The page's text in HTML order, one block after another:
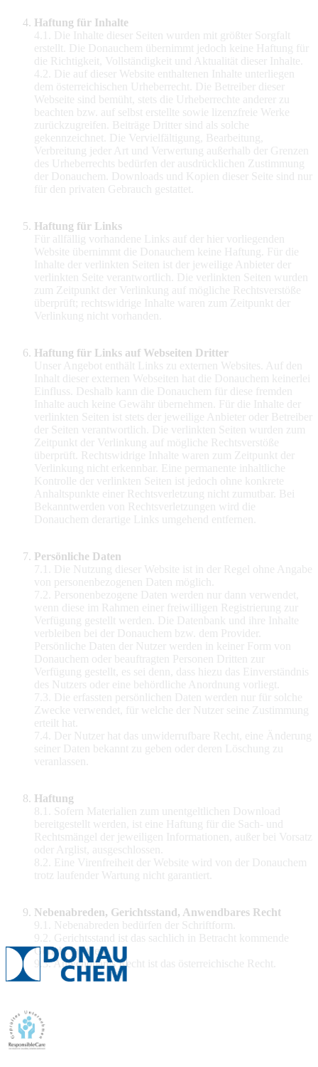
Haftung für Inhalte
4.1. Die Inhalte dieser Seiten wurden mit größter Sorgfalt
erstellt. Die Donauchem übernimmt jedoch keine Haftung für
die Richtigkeit, Vollständigkeit und Aktualität dieser Inhalte.
4.2. Die auf dieser Website enthaltenen Inhalte unterliegen
dem österreichischen Urheberrecht. Die Betreiber dieser
Webseite sind bemüht, stets die Urheberrechte anderer zu
beachten bzw. auf selbst erstellte sowie lizenzfreie Werke
zurückzugreifen. Beiträge Dritter sind als solche
gekennzeichnet. Die Vervielfältigung, Bearbeitung,
Verbreitung jeder Art und Verwertung außerhalb der Grenzen
des Urheberrechts bedürfen der ausdrücklichen Zustimmung
der Donauchem. Downloads und Kopien dieser Seite sind nur
für den privaten Gebrauch gestattet.
Haftung für Links
Für allfällig vorhandene Links auf der hier vorliegenden
Website übernimmt die Donauchem keine Haftung. Für die
Inhalte der verlinkten Seiten ist der jeweilige Anbieter der
verlinkten Seite verantwortlich. Die verlinkten Seiten wurden
zum Zeitpunkt der Verlinkung auf mögliche Rechtsverstöße
überprüft; rechtswidrige Inhalte waren zum Zeitpunkt der
Verlinkung nicht vorhanden.
Haftung für Links auf Webseiten Dritter
Unser Angebot enthält Links zu externen Websites. Auf den
Inhalt dieser externen Webseiten hat die Donauchem keinerlei
Einfluss. Deshalb kann die Donauchem für diese fremden
Inhalte auch keine Gewähr übernehmen. Für die Inhalte der
verlinkten Seiten ist stets der jeweilige Anbieter oder Betreiber
der Seiten verantwortlich. Die verlinkten Seiten wurden zum
Zeitpunkt der Verlinkung auf mögliche Rechtsverstöße
überprüft. Rechtswidrige Inhalte waren zum Zeitpunkt der
Verlinkung nicht erkennbar. Eine permanente inhaltliche
Kontrolle der verlinkten Seiten ist jedoch ohne konkrete
Anhaltspunkte einer Rechtsverletzung nicht zumutbar. Bei
Bekanntwerden von Rechtsverletzungen wird die
Donauchem derartige Links umgehend entfernen.
Persönliche Daten
7.1. Die Nutzung dieser Website ist in der Regel ohne Angabe
von personenbezogenen Daten möglich.
7.2. Personenbezogene Daten werden nur dann verwendet,
wenn diese im Rahmen einer freiwilligen Registrierung zur
Verfügung gestellt werden. Die Datenbank und ihre Inhalte
verbleiben bei der Donauchem bzw. dem Provider.
Persönliche Daten der Nutzer werden in keiner Form von
Donauchem oder beauftragten Personen Dritten zur
Verfügung gestellt, es sei denn, dass hiezu das Einverständnis
des Nutzers oder eine behördliche Anordnung vorliegt.
7.3. Die erfassten persönlichen Daten werden nur für solche
Zwecke verwendet, für welche der Nutzer seine Zustimmung
erteilt hat.
7.4. Der Nutzer hat das unwiderrufbare Recht, eine Änderung
seiner Daten bekannt zu geben oder deren Löschung zu
veranlassen.
Haftung
8.1. Sofern Materialien zum unentgeltlichen Download
bereitgestellt werden, ist eine Haftung für die Sach- und
Rechtsmängel der jeweiligen Informationen, außer bei Vorsatz
oder Arglist, ausgeschlossen.
8.2. Eine Virenfreiheit der Website wird von der Donauchem
trotz laufender Wartung nicht garantiert.
Nebenabreden, Gerichtsstand, Anwendbares Recht
9.1. Nebenabreden bedürfen der Schriftform.
9.2. Gerichtsstand ist das sachlich in Betracht kommende
Gericht in Wien.
9.3. Anwendbares Recht ist das österreichische Recht.